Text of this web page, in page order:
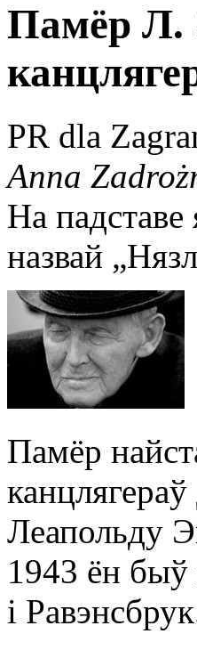
Памёр Л.
PR dla
Anna
На падставе
назвай
Памёр
Леапольду
1943 ён быў
і